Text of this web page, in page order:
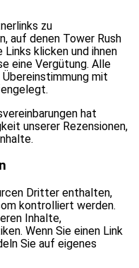
zu
auf denen Tower Rush
klicken und ihnen
eine Vergütung. Alle
mit
hat
unserer Rezensionen,
Dritter enthalten,
kontrolliert werden.
Inhalte,
Wenn Sie einen Link
Sie auf eigenes